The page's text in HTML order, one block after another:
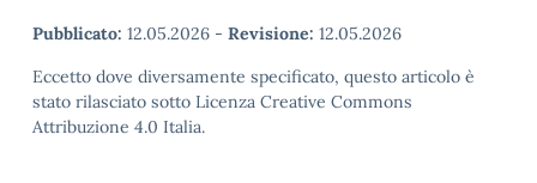
Pubblicato: 12.05.2026 - Revisione: 12.05.2026
Eccetto dove diversamente specificato, questo articolo è
stato rilasciato sotto Licenza Creative Commons
Attribuzione 4.0 Italia.